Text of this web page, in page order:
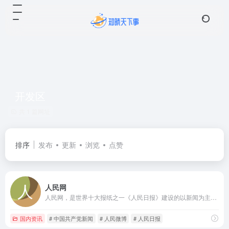
排序 发布 更新 浏览 点赞
人民网
国内资讯 # 中国共产党新闻 # 人民微博 # 人民日报